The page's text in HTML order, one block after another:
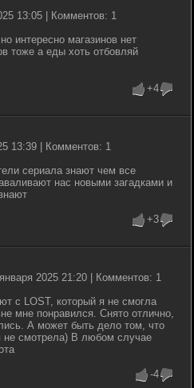
13:05 | Комментов: 1
интересно магазинов нет
тоже а еды хоть отбовляй
+4
13:39 | Комментов: 1
сериала знают чем все
нас новыми загадками и
+3
2025 21:20 | Комментов: 1
с LOST, который я не смогла
мне понравился. Снято отлично,
А может быть дело том, что
не смотрела) В любом случае
-4